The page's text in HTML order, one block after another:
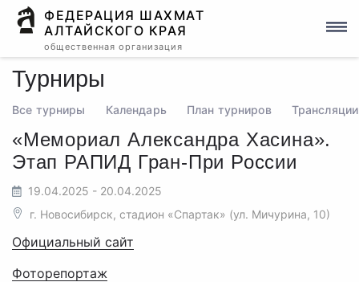
ФЕДЕРАЦИЯ ШАХМАТ
АЛТАЙСКОГО КРАЯ
общественная организация
Турниры
Все турниры Календарь План турниров Трансляции
«Мемориал Александра Хасина».
Этап РАПИД Гран-При России
19.04.2025 - 20.04.2025
г. Новосибирск, стадион «Спартак» (ул. Мичурина, 10)
Официальный сайт
Фоторепортаж